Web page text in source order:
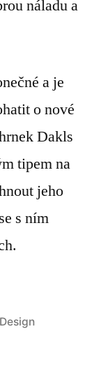
náladu a
a je
o nové
Dakls
tipem na
jeho
s ním
Publikováno
Design